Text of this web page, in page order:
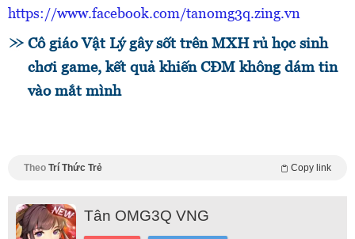
https://www.facebook.com/tanomg3q.zing.vn
Cô giáo Vật Lý gây sốt trên MXH rủ học sinh
chơi game, kết quả khiến CĐM không dám tin
vào mắt mình
Theo Trí Thức Trẻ Copy link
Tân OMG3Q VNG